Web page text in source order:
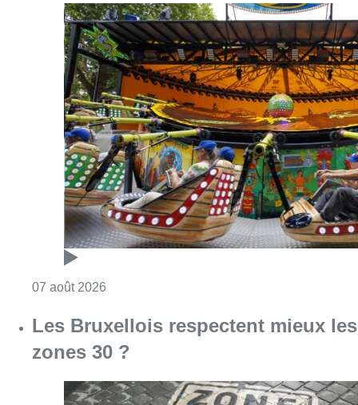
07 août 2026
Les Bruxellois respectent mieux les
zones 30 ?